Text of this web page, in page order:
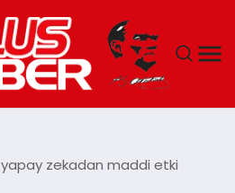
yapay zekadan maddi etki